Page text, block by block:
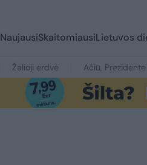
NaujausiSkaitomiausiLietuvos
Žalioji erdvė Ačiū, Prezidente